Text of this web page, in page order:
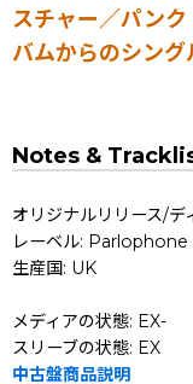
スチャー／パン
バムからのシング
Notes &
オリジナルリリース/
レーベル: Parlophone
生産国: UK
メディアの状態: EX-
スリーブの状態: EX
中古盤商品説明